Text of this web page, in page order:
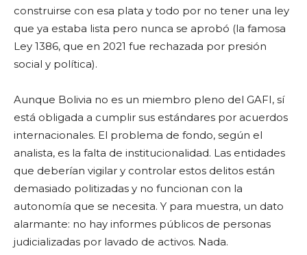
construirse con esa plata y todo por no tener una ley
que ya estaba lista pero nunca se aprobó (la famosa
Ley 1386, que en 2021 fue rechazada por presión
social y política).
Aunque Bolivia no es un miembro pleno del GAFI, sí
está obligada a cumplir sus estándares por acuerdos
internacionales. El problema de fondo, según el
analista, es la falta de institucionalidad. Las entidades
que deberían vigilar y controlar estos delitos están
demasiado politizadas y no funcionan con la
autonomía que se necesita. Y para muestra, un dato
alarmante: no hay informes públicos de personas
judicializadas por lavado de activos. Nada.